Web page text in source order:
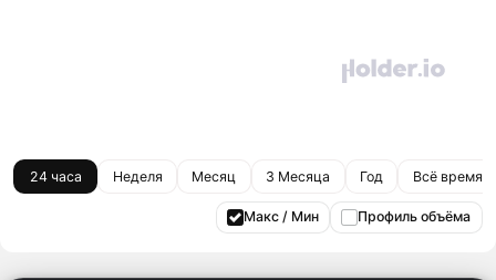
24 часа Неделя Месяц 3 Месяца Год Всё время
Макс / Мин Профиль объёма